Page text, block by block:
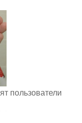
пользователи